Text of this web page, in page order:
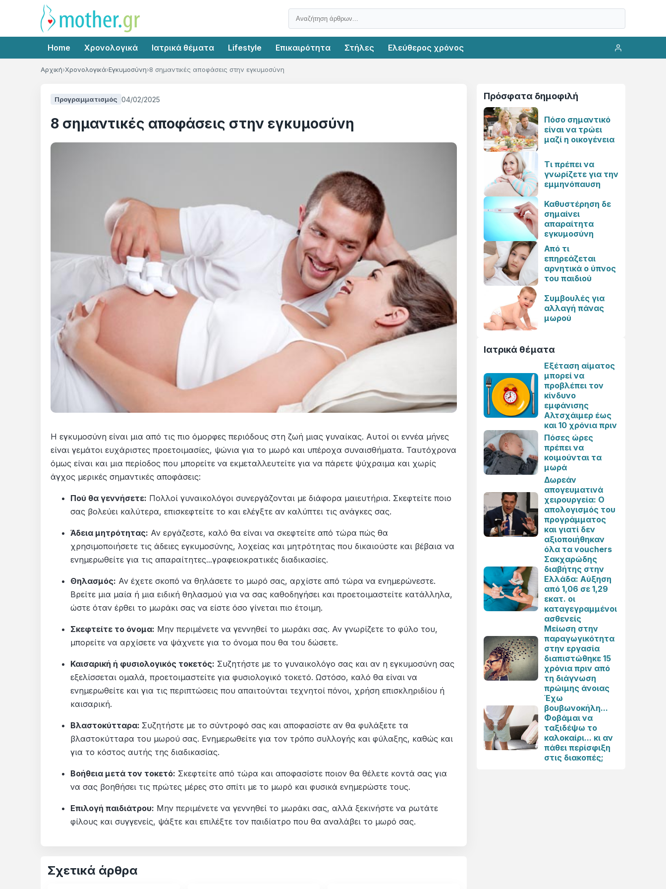
Home Χρονολογικά Ιατρικά θέματα Lifestyle Επικαιρότητα Στήλες Ελεύθερος χρόνος
Αρχική Χρονολογικά Εγκυμοσύνη 8 σημαντικές αποφάσεις στην εγκυμοσύνη
Προγραμματισμός 04/02/2025
8 σημαντικές αποφάσεις στην εγκυμοσύνη
Η εγκυμοσύνη είναι μια από τις πιο όμορφες περιόδους στη ζωή μιας γυναίκας. Αυτοί οι εννέα μήνες
είναι γεμάτοι ευχάριστες προετοιμασίες, ψώνια για το μωρό και υπέροχα συναισθήματα. Ταυτόχρονα
όμως είναι και μια περίοδος που μπορείτε να εκμεταλλευτείτε για να πάρετε ψύχραιμα και χωρίς
άγχος μερικές σημαντικές αποφάσεις:
Πού θα γεννήσετε: Πολλοί γυναικολόγοι συνεργάζονται με διάφορα μαιευτήρια. Σκεφτείτε ποιο
σας βολεύει καλύτερα, επισκεφτείτε το και ελέγξτε αν καλύπτει τις ανάγκες σας.
Άδεια μητρότητας: Αν εργάζεστε, καλό θα είναι να σκεφτείτε από τώρα πώς θα
χρησιμοποιήσετε τις άδειες εγκυμοσύνης, λοχείας και μητρότητας που δικαιούστε και βέβαια να
ενημερωθείτε για τις απαραίτητες...γραφειοκρατικές διαδικασίες.
Θηλασμός: Αν έχετε σκοπό να θηλάσετε το μωρό σας, αρχίστε από τώρα να ενημερώνεστε.
Βρείτε μια μαία ή μια ειδική θηλασμού για να σας καθοδηγήσει και προετοιμαστείτε κατάλληλα,
ώστε όταν έρθει το μωράκι σας να είστε όσο γίνεται πιο έτοιμη.
Σκεφτείτε το όνομα: Μην περιμένετε να γεννηθεί το μωράκι σας. Αν γνωρίζετε το φύλο του,
μπορείτε να αρχίσετε να ψάχνετε για το όνομα που θα του δώσετε.
Καισαρική ή φυσιολογικός τοκετός: Συζητήστε με το γυναικολόγο σας και αν η εγκυμοσύνη σας
εξελίσσεται ομαλά, προετοιμαστείτε για φυσιολογικό τοκετό. Ωστόσο, καλό θα είναι να
ενημερωθείτε και για τις περιπτώσεις που απαιτούνται τεχνητοί πόνοι, χρήση επισκληριδίου ή
καισαρική.
Βλαστοκύτταρα: Συζητήστε με το σύντροφό σας και αποφασίστε αν θα φυλάξετε τα
βλαστοκύτταρα του μωρού σας. Ενημερωθείτε για τον τρόπο συλλογής και φύλαξης, καθώς και
για το κόστος αυτής της διαδικασίας.
Βοήθεια μετά τον τοκετό: Σκεφτείτε από τώρα και αποφασίστε ποιον θα θέλετε κοντά σας για
να σας βοηθήσει τις πρώτες μέρες στο σπίτι με το μωρό και φυσικά ενημερώστε τους.
Επιλογή παιδιάτρου: Μην περιμένετε να γεννηθεί το μωράκι σας, αλλά ξεκινήστε να ρωτάτε
φίλους και συγγενείς, ψάξτε και επιλέξτε τον παιδίατρο που θα αναλάβει το μωρό σας.
Σχετικά άρθρα
Πρόσφατα δημοφιλή
Πόσο σημαντικό
είναι να τρώει
μαζί η οικογένεια
Τι πρέπει να
γνωρίζετε για την
εμμηνόπαυση
Καθυστέρηση δε
σημαίνει
απαραίτητα
εγκυμοσύνη
Από τι
επηρεάζεται
αρνητικά ο ύπνος
του παιδιού
Συμβουλές για
αλλαγή πάνας
μωρού
Ιατρικά θέματα
Εξέταση αίματος
μπορεί να
προβλέπει τον
κίνδυνο
εμφάνισης
Αλτσχάιμερ έως
και 10 χρόνια πριν
Πόσες ώρες
πρέπει να
κοιμούνται τα
μωρά
Δωρεάν
απογευματινά
χειρουργεία: Ο
απολογισμός του
προγράμματος
και γιατί δεν
αξιοποιήθηκαν
όλα τα vouchers
Σακχαρώδης
διαβήτης στην
Ελλάδα: Αύξηση
από 1,06 σε 1,29
εκατ. οι
καταγεγραμμένοι
ασθενείς
Μείωση στην
παραγωγικότητα
στην εργασία
διαπιστώθηκε 15
χρόνια πριν από
τη διάγνωση
πρώιμης άνοιας
Έχω
βουβωνοκήλη...
Φοβάμαι να
ταξιδέψω το
καλοκαίρι... κι αν
πάθει περίσφιξη
στις διακοπές;